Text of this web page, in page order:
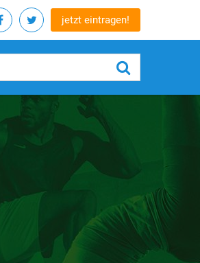
jetzt eintragen!